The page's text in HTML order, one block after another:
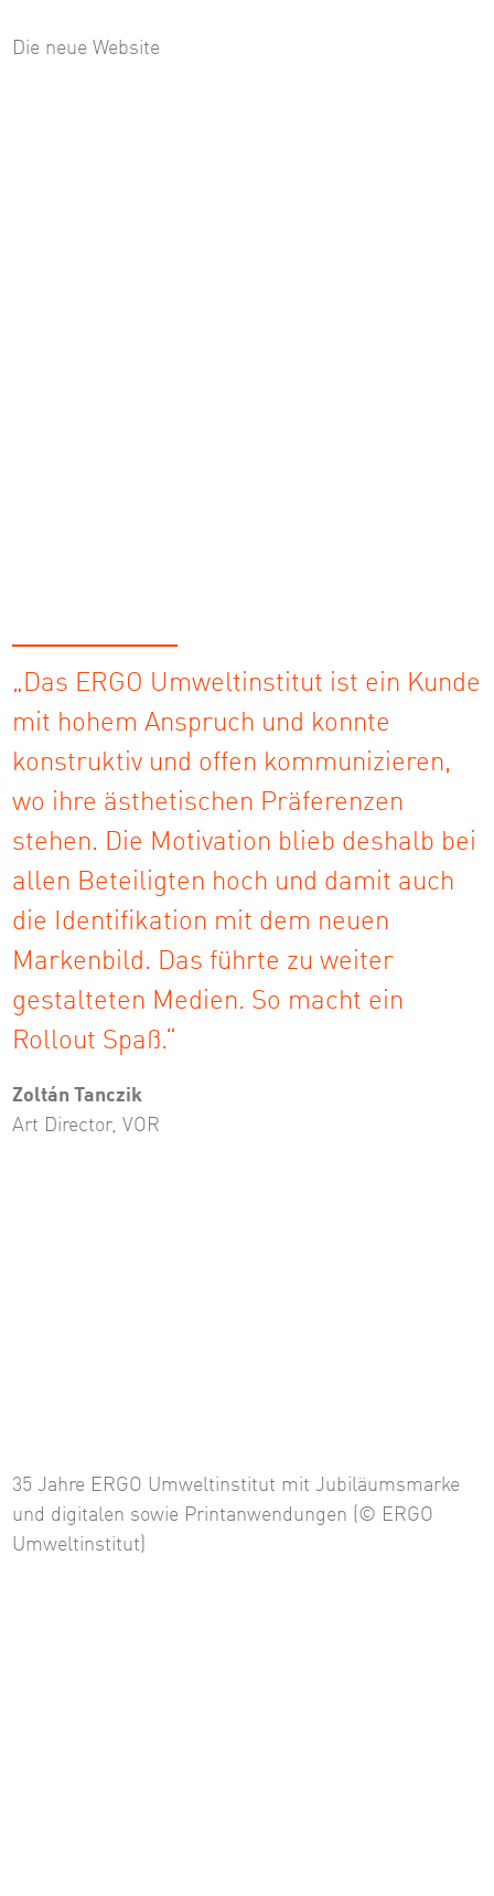
Die neue Website
„Das ERGO Umweltinstitut ist ein Kunde
mit hohem Anspruch und konnte
konstruktiv und offen kommunizieren,
wo ihre ästhetischen Präferenzen
stehen. Die Motivation blieb deshalb bei
allen Beteiligten hoch und damit auch
die Identifikation mit dem neuen
Markenbild. Das führte zu weiter
gestalteten Medien. So macht ein
Rollout Spaß.“
Zoltán Tanczik
Art Director, VOR
35 Jahre ERGO Umweltinstitut mit Jubiläumsmarke
und digitalen sowie Printanwendungen (© ERGO
Umweltinstitut)